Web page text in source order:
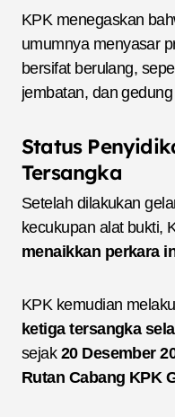
KPK menegaskan
umumnya menyasar
bersifat berulang,
jembatan, dan
Status
Tersangka
Setelah dilakukan
kecukupan alat bukti,
menaikkan perkara
KPK kemudian
ketiga tersangka
sejak 20 Desember
Rutan Cabang KPK